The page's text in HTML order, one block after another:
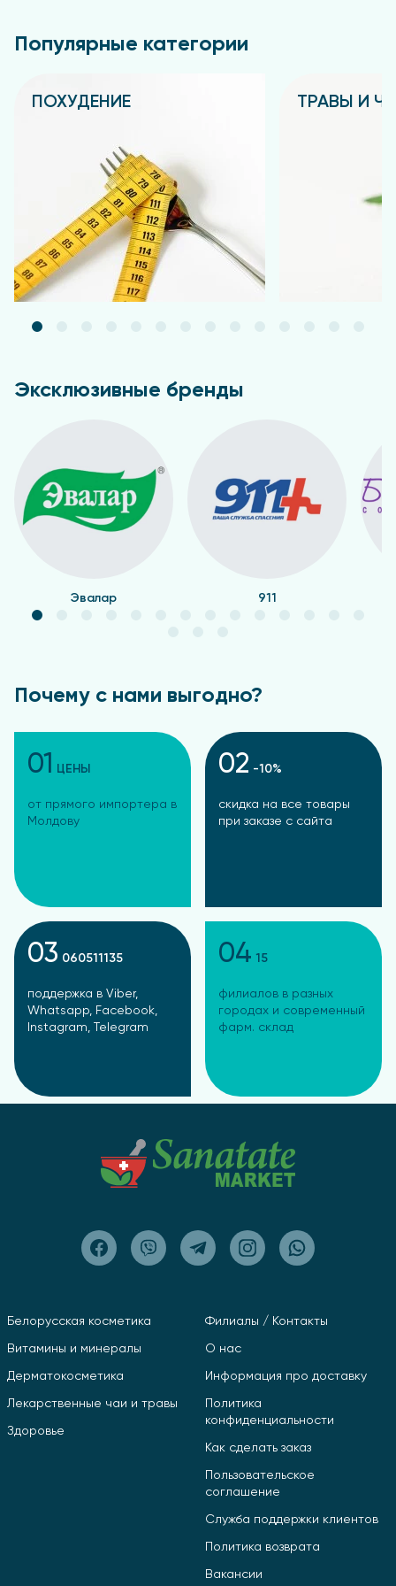
Популярные категории
ПОХУДЕНИЕ ТРАВЫ И
Эксклюзивные бренды
Эвалар 911
Почему с нами выгодно?
01 ЦЕНЫ
от прямого импортера в
Молдову
02 -10%
скидка на все товары
при заказе с сайта
03 060511135
поддержка в Viber,
Whatsapp, Facebook,
Instagram, Telegram
04 15
филиалов в разных
городах и современный
фарм. склад
Белорусская косметика
Витамины и минералы
Дерматокосметика
Лекарственные чаи и травы
Здоровье
Филиалы / Контакты
О нас
Информация про доставку
Политика
конфиденциальности
Как сделать заказ
Пользовательское
соглашение
Служба поддержки клиентов
Политика возврата
Вакансии